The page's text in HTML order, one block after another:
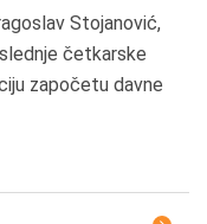
Stojanović,
četkarske
započetu davne